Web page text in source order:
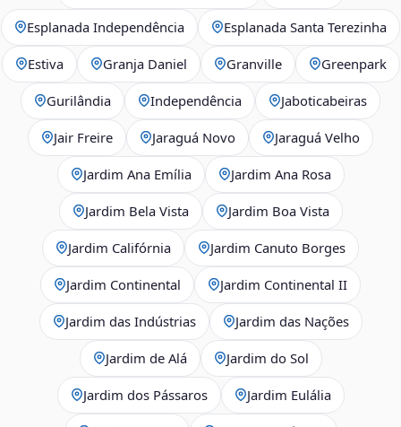
Esplanada Independência Esplanada Santa Terezinha
Estiva Granja Daniel Granville Greenpark
Gurilândia Independência Jaboticabeiras
Jair Freire Jaraguá Novo Jaraguá Velho
Jardim Ana Emília Jardim Ana Rosa
Jardim Bela Vista Jardim Boa Vista
Jardim Califórnia Jardim Canuto Borges
Jardim Continental Jardim Continental II
Jardim das Indústrias Jardim das Nações
Jardim de Alá Jardim do Sol
Jardim dos Pássaros Jardim Eulália